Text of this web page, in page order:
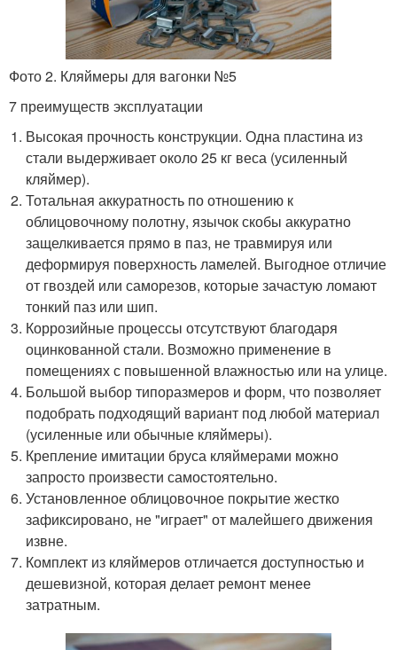
Фото 2. Кляймеры для вагонки №5
7 преимуществ эксплуатации
Высокая прочность конструкции. Одна пластина из
стали выдерживает около 25 кг веса (усиленный
кляймер).
Тотальная аккуратность по отношению к
облицовочному полотну, язычок скобы аккуратно
защелкивается прямо в паз, не травмируя или
деформируя поверхность ламелей. Выгодное отличие
от гвоздей или саморезов, которые зачастую ломают
тонкий паз или шип.
Коррозийные процессы отсутствуют благодаря
оцинкованной стали. Возможно применение в
помещениях с повышенной влажностью или на улице.
Большой выбор типоразмеров и форм, что позволяет
подобрать подходящий вариант под любой материал
(усиленные или обычные кляймеры).
Крепление имитации бруса кляймерами можно
запросто произвести самостоятельно.
Установленное облицовочное покрытие жестко
зафиксировано, не "играет" от малейшего движения
извне.
Комплект из кляймеров отличается доступностью и
дешевизной, которая делает ремонт менее
затратным.